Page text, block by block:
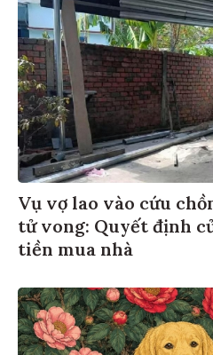
Vụ vợ lao vào cứu
tử vong: Quyết định
tiền mua nhà